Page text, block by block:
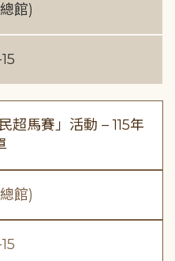
館)
超馬賽」活動 – 115年
館)